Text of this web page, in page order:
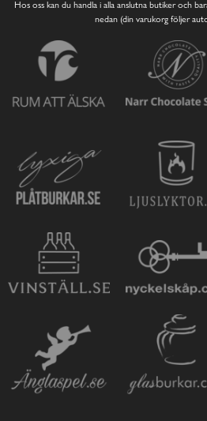
Hos oss kan du handla i alla anslutna butiker och
nedan (din varukorg följer